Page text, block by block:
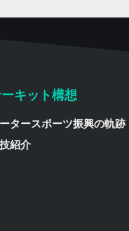
キット構想
タースポーツ振興の軌跡
紹介